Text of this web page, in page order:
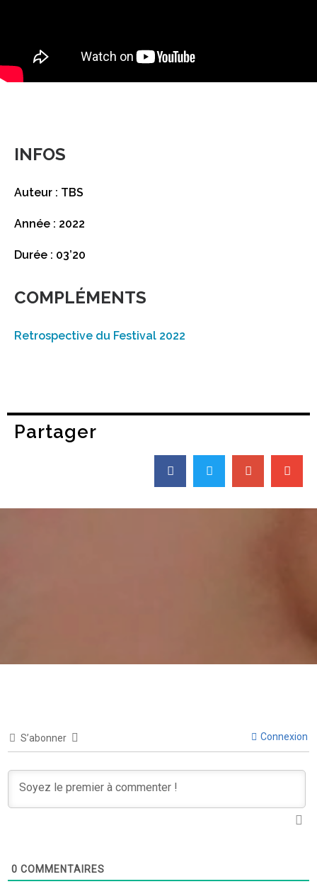
INFOS
Auteur : TBS
Année : 2022
Durée : 03’20
COMPLÉMENTS
Retrospective du Festival 2022
Partager
S’abonner Connexion
0 COMMENTAIRES